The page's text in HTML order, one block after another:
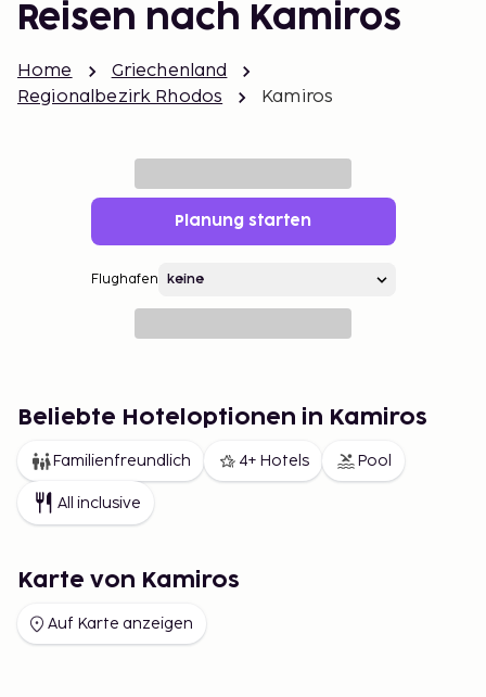
Reisen nach Kamiros
Home
Griechenland
Regionalbezirk Rhodos
Kamiros
Planung starten
Flughafen
Beliebte Hoteloptionen in Kamiros
Familienfreundlich 4+ Hotels Pool
All inclusive
Karte von Kamiros
Auf Karte anzeigen